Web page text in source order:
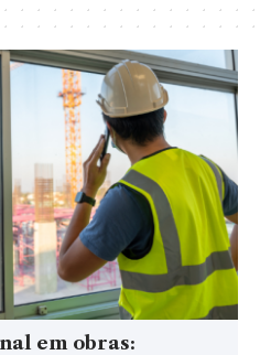
em obras: